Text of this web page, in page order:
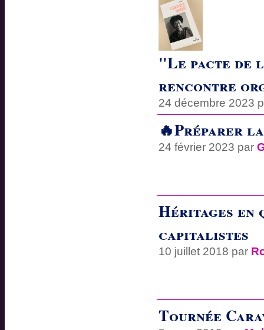
"Le pacte de
rencontre
24 décembre 2023
🔥Préparer
24 février 2023 par
Héritages en
capitalistes
10 juillet 2018 par
Tournée